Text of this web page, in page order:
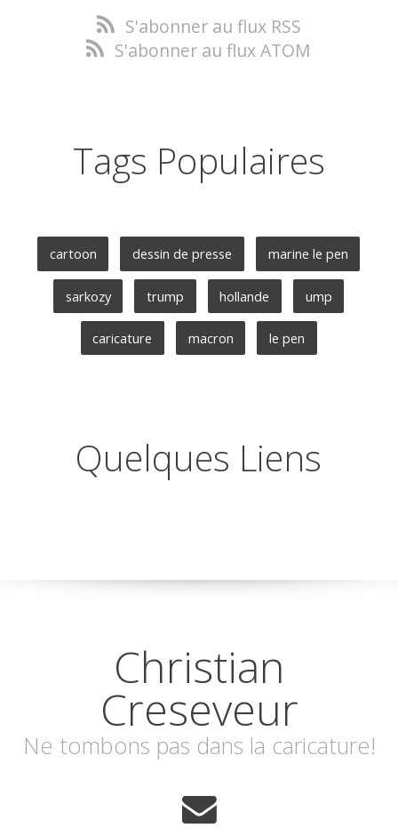
S'abonner au flux RSS
S'abonner au flux ATOM
Tags Populaires
cartoon dessin de presse marine le pen
sarkozy trump hollande ump
caricature macron le pen
Quelques Liens
Christian
Creseveur
Ne tombons pas dans la caricature!